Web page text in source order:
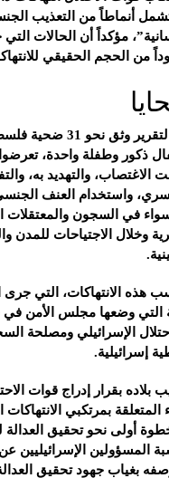
أنماطاً من التعذيب
مؤكداً أن الحالات
من الحجم الحقيقي
و7 نساء و9 أطفال ذكور وطفلة واحدة،
الاغتصاب، والتهديد به،
واستخدام العنف
سواء في السجون والمعتقلات
وخلال الاجتياحات للمدن
هذه الانتهاكات، التي جرى
التي وضعها مجلس الأمن في
الإسرائيلي ومصلحة
إسرائيلية.
بقرار إدراج قوات
المتعلقة بمرتكبي الانتهاكات
أولى نحو تحقيق العدالة
المسؤولين الإسرائيليين
بغياب جهود تحقيق العدالة